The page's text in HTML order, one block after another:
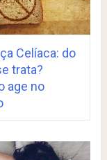
Celíaca: do
trata?
age no